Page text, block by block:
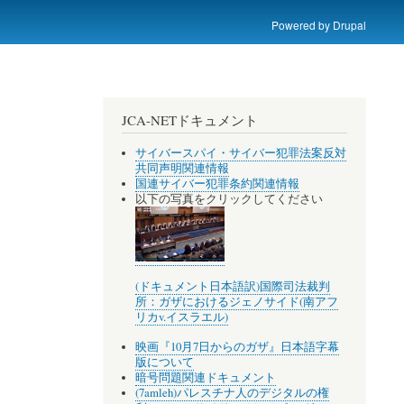
Powered by Drupal
JCA-NETドキュメント
サイバースパイ・サイバー犯罪法案反対
共同声明関連情報
国連サイバー犯罪条約関連情報
以下の写真をクリックしてください
(ドキュメント日本語訳)国際司法裁判
所：ガザにおけるジェノサイド(南アフ
リカv.イスラエル)
映画『10月7日からのガザ』日本語字幕
版について
暗号問題関連ドキュメント
(7amleh)パレスチナ人のデジタルの権